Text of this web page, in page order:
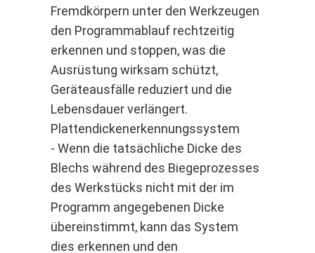
Fremdkörpern unter den Werkzeugen
den Programmablauf rechtzeitig
erkennen und stoppen, was die
Ausrüstung wirksam schützt,
Geräteausfälle reduziert und die
Lebensdauer verlängert.
Plattendickenerkennungssystem
- Wenn die tatsächliche Dicke des
Blechs während des Biegeprozesses
des Werkstücks nicht mit der im
Programm angegebenen Dicke
übereinstimmt, kann das System
dies erkennen und den